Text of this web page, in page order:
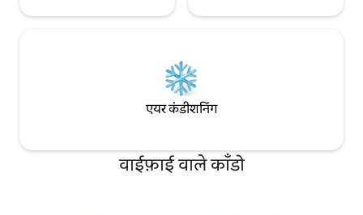
एयर कंडीशनिंग
वाईफ़ाई वाले काँडो